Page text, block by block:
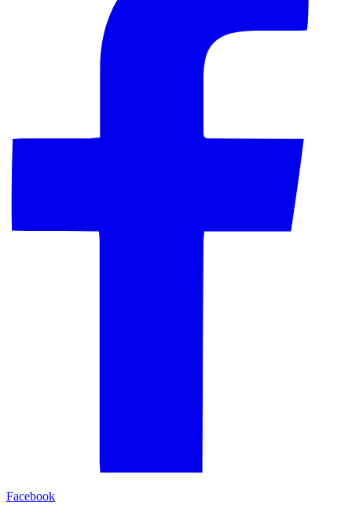
Facebook